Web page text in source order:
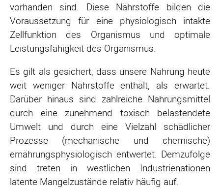
vorhanden sind. Diese Nährstoffe bilden die
Voraussetzung für eine physiologisch intakte
Zellfunktion des Organismus und optimale
Leistungsfähigkeit des Organismus.
Es gilt als gesichert, dass unsere Nahrung heute
weit weniger Nährstoffe enthält, als erwartet.
Darüber hinaus sind zahlreiche Nahrungsmittel
durch eine zunehmend toxisch belastendete
Umwelt und durch eine Vielzahl schädlicher
Prozesse (mechanische und chemische)
ernährungsphysiologisch entwertet. Demzufolge
sind treten in westlichen Industrienationen
latente Mangelzustände relativ häufig auf.